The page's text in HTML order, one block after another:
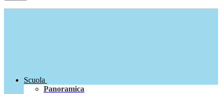
Scuola
Panoramica